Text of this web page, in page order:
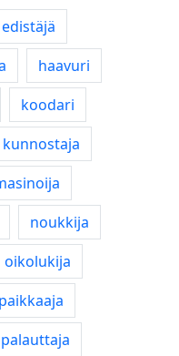
edistäjä
haavuri
koodari
kunnostaja
noukkija
oikolukija
paikkaaja
palauttaja